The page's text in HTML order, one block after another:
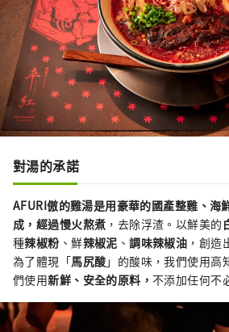
對湯的承諾
AFURI傲的雞湯是用豪華的國產整雞、海
成，經過慢火熬煮 ，去除浮渣。以鮮美的
種辣椒粉 、鮮辣椒泥 、調味辣椒油 ，創造
為了體現「馬尻酸」的酸味，我們使用高
們使用新鮮、安全的原料， 不添加任何不